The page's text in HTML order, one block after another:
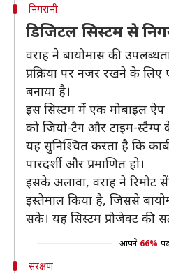
निगरानी
डिजिटल सिस्टम से
वराह ने बायोमास की
प्रक्रिया पर नजर रखने के
बनाया है।
इस सिस्टम में एक मोबाइल ऐप
को जियो-टैग और टाइम-स्टैम्प
यह सुनिश्चित करता है कि
पारदर्शी और प्रमाणित हो।
इसके अलावा, वराह ने रिमोट
इस्तेमाल किया है, जिससे
सके। यह सिस्टम प्रोजेक्ट की
आपने 66%
संरक्षण